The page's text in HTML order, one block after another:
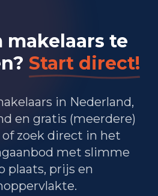
355
en zorg 225
en visserij 5
en communicatie
en onroerendgoed 65
overige diensten
makelaars te
Start direct!
in Nederland,
en gratis (meerdere)
of zoek direct in het
met slimme
plaats, prijs en